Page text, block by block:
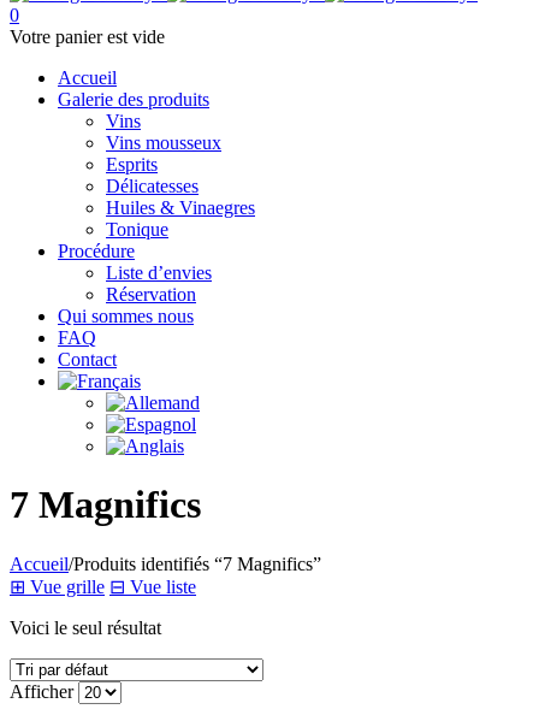
0
Votre panier est vide
Accueil
Galerie des produits
Vins
Vins mousseux
Esprits
Délicatesses
Huiles & Vinaegres
Tonique
Procédure
Liste d’envies
Réservation
Qui sommes nous
FAQ
Contact
7 Magnifics
Accueil/Produits identifiés “7 Magnifics”
⊞ Vue grille ⊟ Vue liste
Voici le seul résultat
Afficher